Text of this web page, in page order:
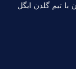
با تیم گلدن ایگل